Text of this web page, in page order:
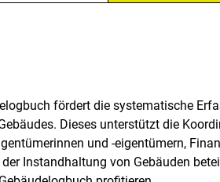
fördert die systematische
Dieses unterstützt die
und -eigentümern,
Instandhaltung von Gebäuden